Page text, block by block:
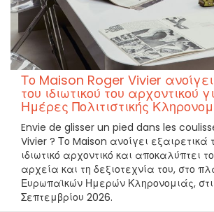
Το Maison Roger Vivier ανοίγει
του ιδιωτικού του αρχοντικού
Ημέρες Πολιτιστικής
Envie de glisser un pied dans les
Vivier ? Το Maison ανοίγει εξαιρετικά
ιδιωτικό αρχοντικό και αποκαλύπτει
αρχεία και τη δεξιοτεχνία του, στο
Ευρωπαϊκών Ημερών Κληρονομιάς,
Σεπτεμβρίου 2026.